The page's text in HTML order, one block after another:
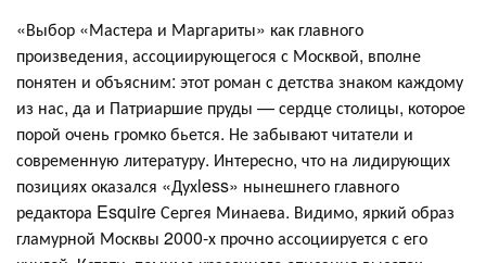
«Выбор «Мастера и Маргариты» как главного
произведения, ассоциирующегося с Москвой, вполне
понятен и объясним: этот роман с детства знаком каждому
из нас, да и Патриаршие пруды — сердце столицы, которое
порой очень громко бьется. Не забывают читатели и
современную литературу. Интересно, что на лидирующих
позициях оказался «Духless» нынешнего главного
редактора Esquire Сергея Минаева. Видимо, яркий образ
гламурной Москвы 2000-х прочно ассоциируется с его